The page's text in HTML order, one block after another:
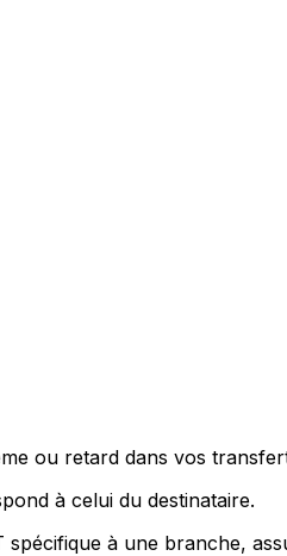
ou retard dans vos
à celui du destinataire.
spécifique à une branche,